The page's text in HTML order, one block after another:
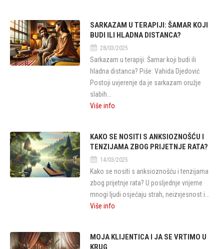
SARKAZAM U TERAPIJI: ŠAMAR KOJI
BUDI ILI HLADNA DISTANCA?
28/03/2025
Sarkazam u terapiji: Šamar koji budi ili
hladna distanca? Piše: Vahida Djedović
Postoji uvjerenje da je sarkazam oružje
slabih...
Više info
KAKO SE NOSITI S ANKSIOZNOŠĆU I
TENZIJAMA ZBOG PRIJETNJE RATA?
14/03/2025
Kako se nositi s anksioznošću i tenzijama
zbog prijetnje rata? U posljednje vrijeme
mnogi ljudi osjećaju strah, neizvjesnost i...
Više info
MOJA KLIJENTICA I JA SE VRTIMO U
KRUG